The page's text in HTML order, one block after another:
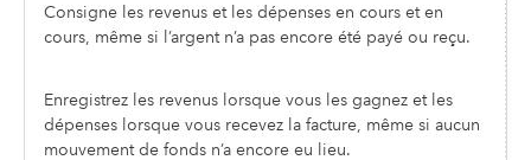
Consigne les revenus et les dépenses en cours et en
cours, même si l’argent n’a pas encore été payé ou reçu.
Enregistrez les revenus lorsque vous les gagnez et les
dépenses lorsque vous recevez la facture, même si aucun
mouvement de fonds n’a encore eu lieu.